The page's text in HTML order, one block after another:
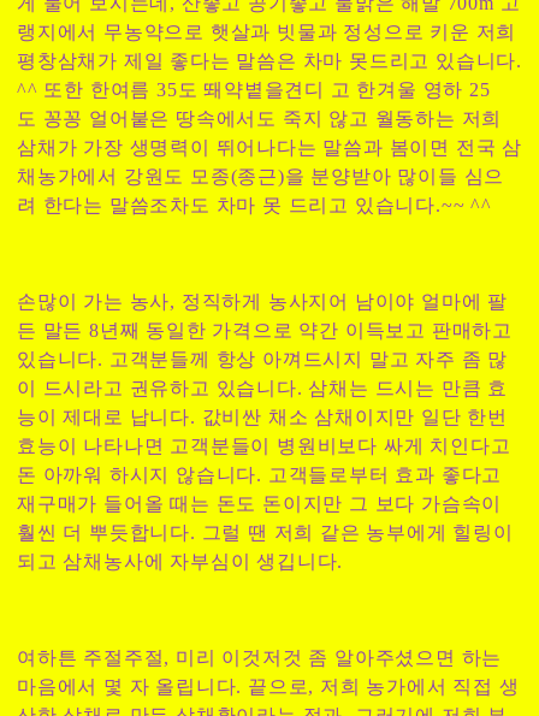
랭지에서 무농약으로 햇살과 빗물과 정성으로 키운 저희
평창삼채가 제일 좋다는 말씀은 차마 못드리고 있습니다.
^^ 또한 한여름 35도 뙈약볕을견디 고 한겨울 영하 25
도 꽁꽁 얼어붙은 땅속에서도 죽지 않고 월동하는 저희
삼채가 가장 생명력이 뛰어나다는 말씀과 봄이면 전국 삼
채농가에서 강원도 모종(종근)을 분양받아 많이들 심으
려 한다는 말씀조차도 차마 못 드리고 있습니다.~~ ^^
손많이 가는 농사, 정직하게 농사지어 남이야 얼마에 팔
든 말든 8년째 동일한 가격으로 약간 이득보고 판매하고
있습니다. 고객분들께 항상 아껴드시지 말고 자주 좀 많
이 드시라고 권유하고 있습니다. 삼채는 드시는 만큼 효
능이 제대로 납니다. 값비싼 채소 삼채이지만 일단 한번
효능이 나타나면 고객분들이 병원비보다 싸게 치인다고
돈 아까워 하시지 않습니다. 고객들로부터 효과 좋다고
재구매가 들어올 때는 돈도 돈이지만 그 보다 가슴속이
훨씬 더 뿌듯합니다. 그럴 땐 저희 같은 농부에게 힐링이
되고 삼채농사에 자부심이 생깁니다.
여하튼 주절주절, 미리 이것저것 좀 알아주셨으면 하는
마음에서 몇 자 올립니다. 끝으로, 저희 농가에서 직접 생